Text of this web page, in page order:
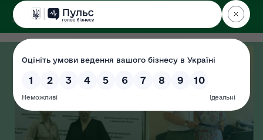
ДЕРЖЕКОІНСПЕКЦІЯ
у Харківській області